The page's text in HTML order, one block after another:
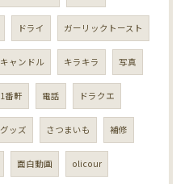
ドライ ガーリックトースト
キャンドル キラキラ 写真
1番軒 電話 ドラクエ
グッズ さつまいも 補修
面白動画 olicour